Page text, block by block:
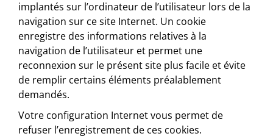
implantés sur l’ordinateur de l’utilisateur lors de la
navigation sur ce site Internet. Un cookie
enregistre des informations relatives à la
navigation de l’utilisateur et permet une
reconnexion sur le présent site plus facile et évite
de remplir certains éléments préalablement
demandés.
Votre configuration Internet vous permet de
refuser l’enregistrement de ces cookies.